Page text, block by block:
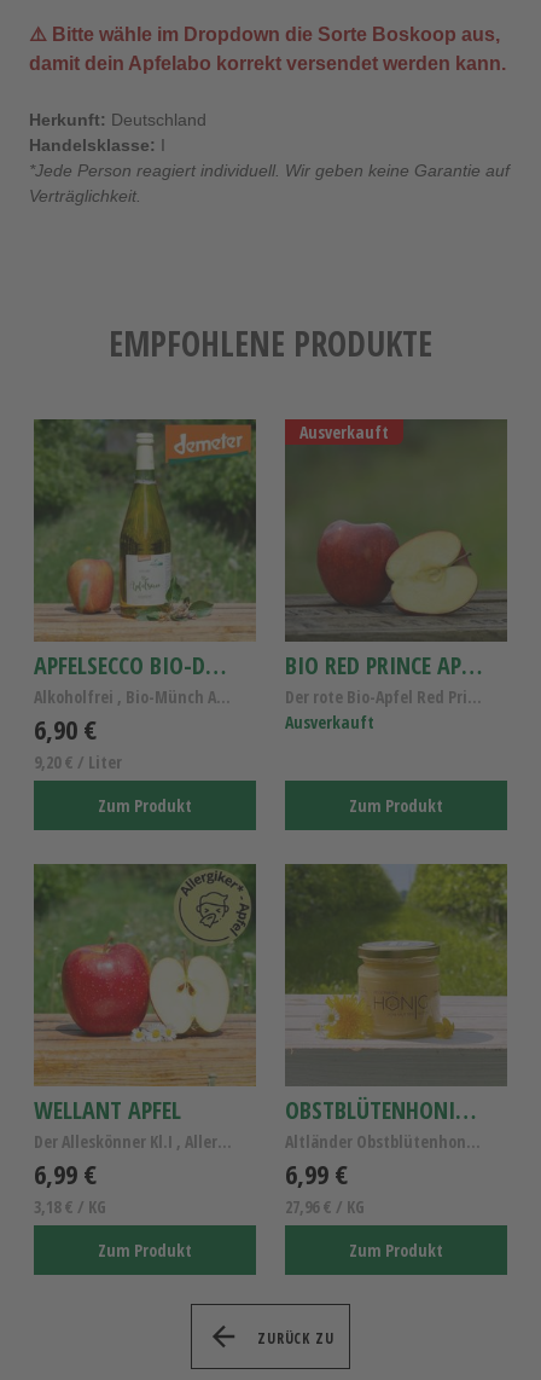
⚠️ Bitte wähle im Dropdown die Sorte Boskoop aus,
damit dein Apfelabo korrekt versendet werden kann.
Herkunft: Deutschland
Handelsklasse: I
*Jede Person reagiert individuell. Wir geben keine Garantie auf
Verträglichkeit.
EMPFOHLENE PRODUKTE
APFELSECCO BIO-DEMETER 0,75L
Alkoholfrei , Bio-Münch Apfelsecco
6,90 €
9,20 € / Liter
Zum Produkt
Ausverkauft
BIO RED PRINCE APFEL
Der rote Bio-Apfel Red Prince KL.I
Ausverkauft
Zum Produkt
WELLANT APFEL
Der Alleskönner Kl.I , Allergiker Apfel Wellant
6,99 €
3,18 € / KG
Zum Produkt
OBSTBLÜTENHONIG 250G
Altländer Obstblütenhonig, reiner Obstblütenhonig,...
6,99 €
27,96 € / KG
Zum Produkt
ZURÜCK ZU